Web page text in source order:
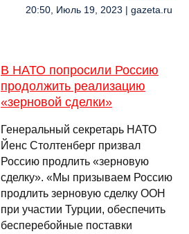
20:50, Июль 19, 2023 | gazeta.ru
В НАТО попросили Россию
продолжить реализацию
«зерновой сделки»
Генеральный секретарь НАТО
Йенс Столтенберг призвал
Россию продлить «зерновую
сделку». «Мы призываем Россию
продлить зерновую сделку ООН
при участии Турции, обеспечить
бесперебойные поставки